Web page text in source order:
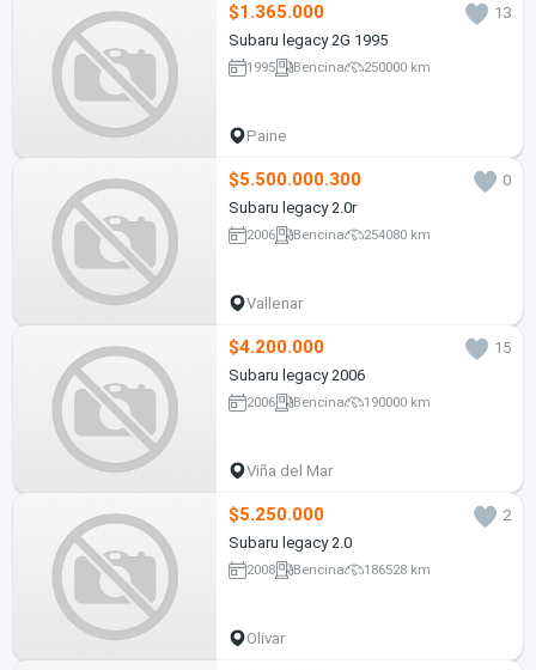
$1.365.000
13
Subaru legacy 2G 1995
1995 Bencina 250000 km
Paine
$5.500.000.300
0
Subaru legacy 2.0r
2006 Bencina 254080 km
Vallenar
$4.200.000
15
Subaru legacy 2006
2006 Bencina 190000 km
Viña del Mar
$5.250.000
2
Subaru legacy 2.0
2008 Bencina 186528 km
Olivar